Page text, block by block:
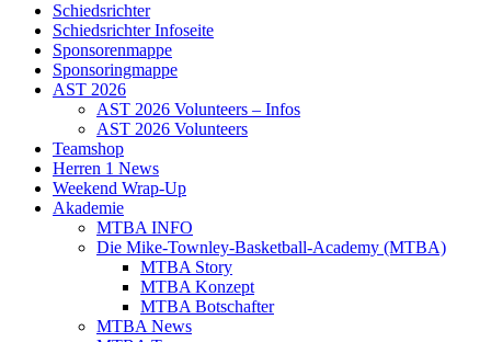
Schiedsrichter
Schiedsrichter Infoseite
Sponsorenmappe
Sponsoringmappe
AST 2026
AST 2026 Volunteers – Infos
AST 2026 Volunteers
Teamshop
Herren 1 News
Weekend Wrap-Up
Akademie
MTBA INFO
Die Mike-Townley-Basketball-Academy (MTBA)
MTBA Story
MTBA Konzept
MTBA Botschafter
MTBA News